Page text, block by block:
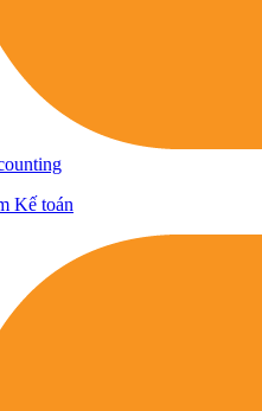
Kế toán